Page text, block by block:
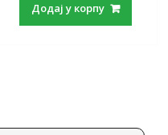
Додај у корпу